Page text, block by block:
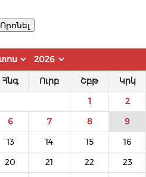
Որոնել
Հնգ Ուրբ Շբթ Կրկ
1 2
6 7 8 9
13 14 15 16
20 21 22 23